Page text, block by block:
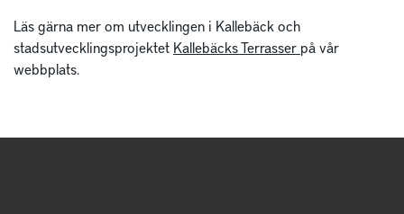
Läs gärna mer om utvecklingen i Kallebäck och
stadsutvecklingsprojektet Kallebäcks Terrasser på vår
webbplats.